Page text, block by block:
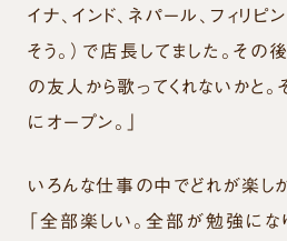
イナ、インド、ネパール、フィリ
そう。）で店長してました。そ
の友人から歌ってくれないかと
にオープン。」
いろんな仕事の中でどれが楽し
「全部楽しい。全部が勉強にな